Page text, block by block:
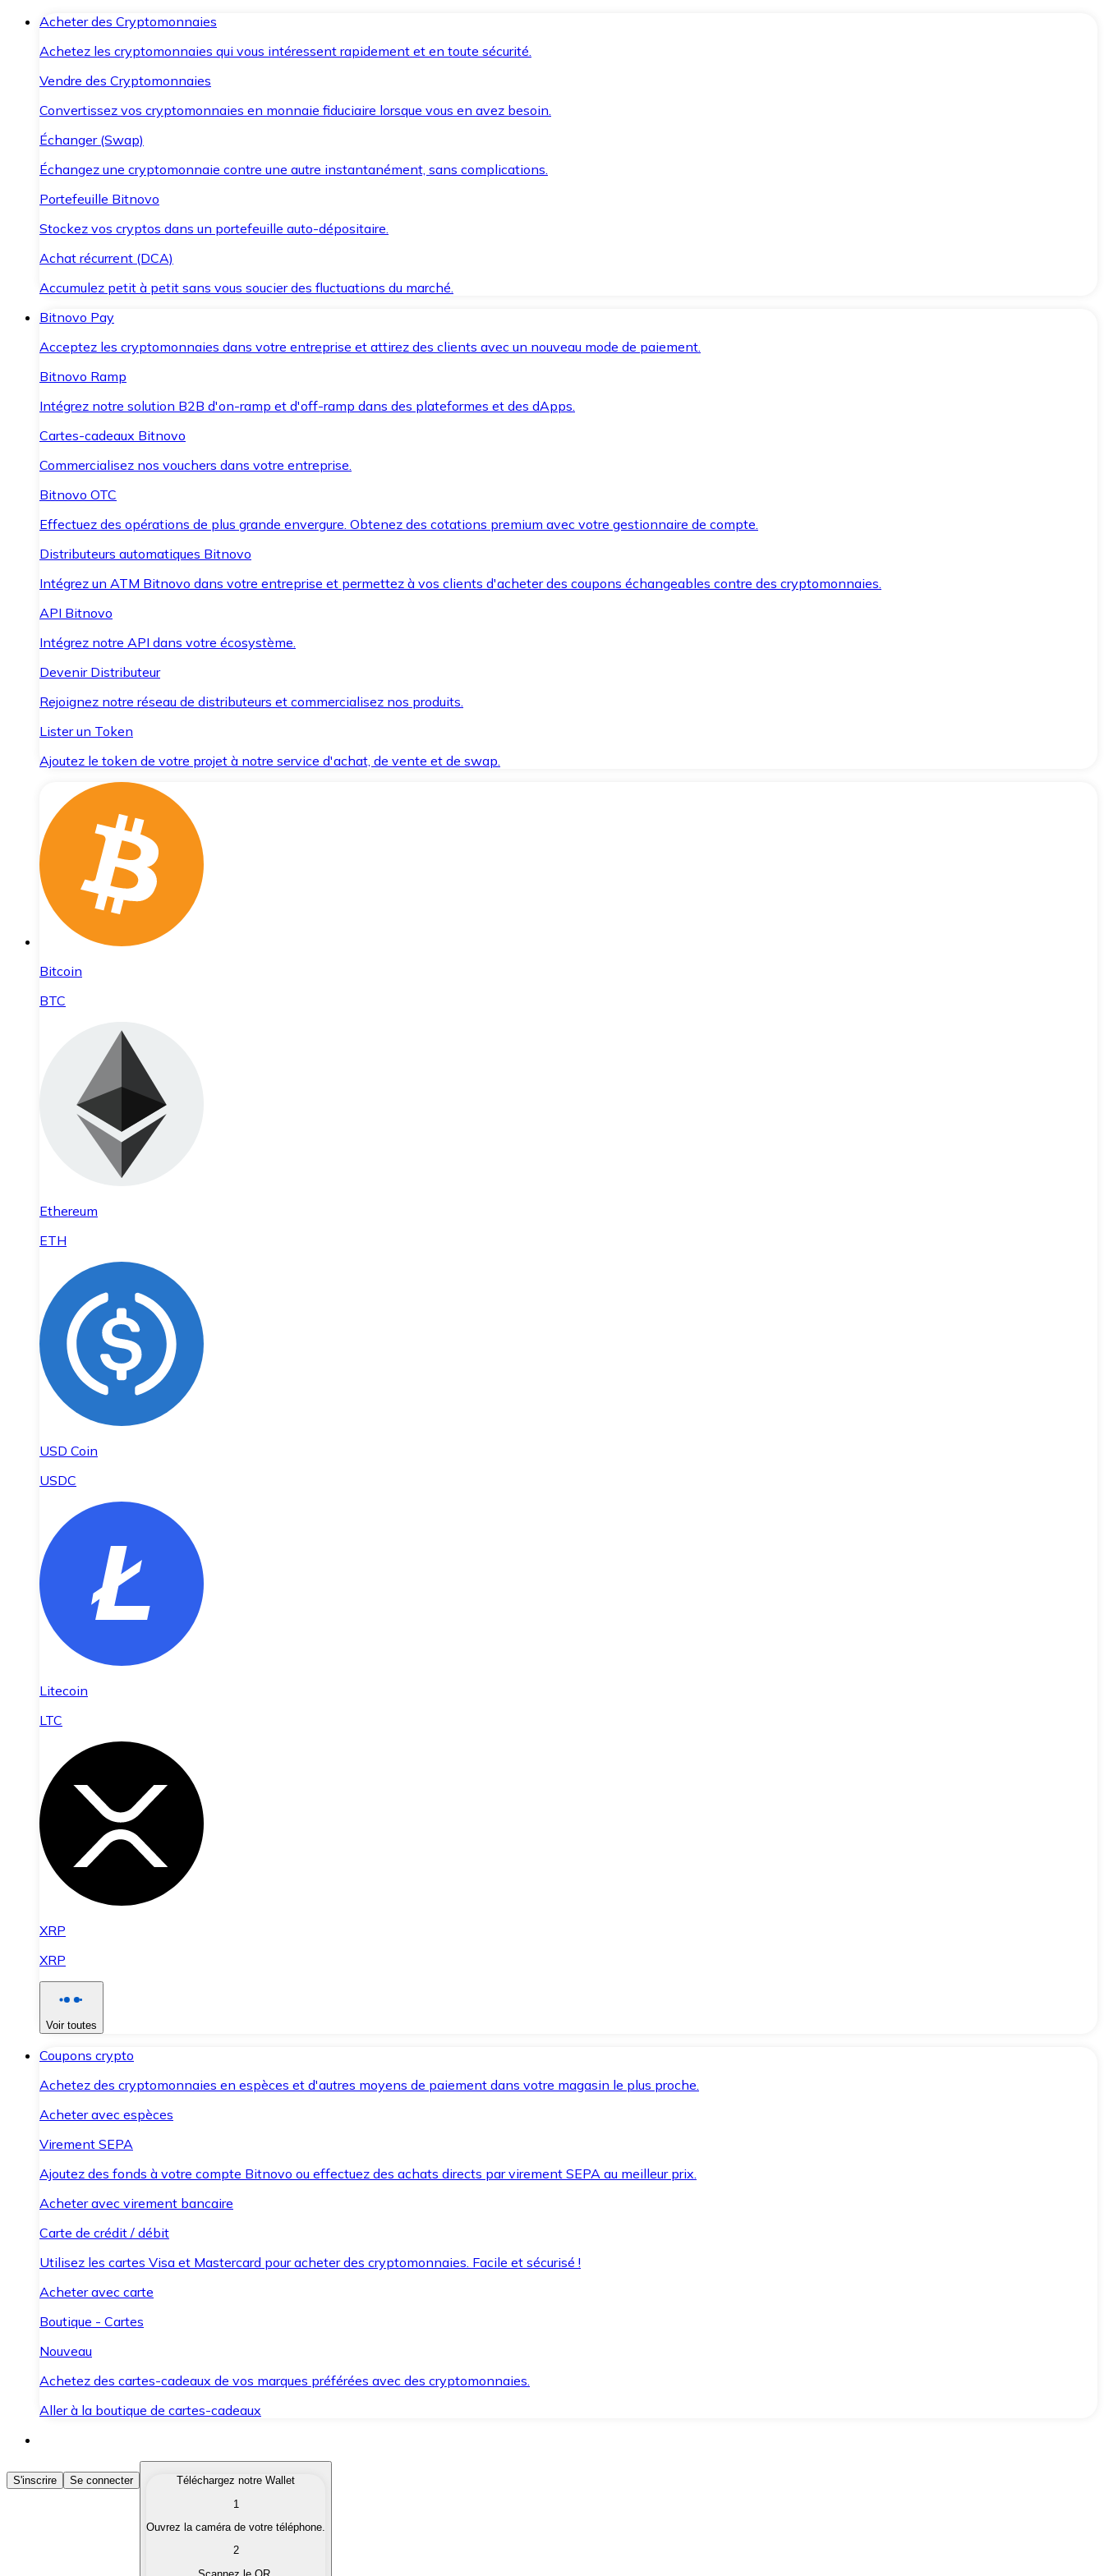
Acheter des Cryptomonnaies
Achetez les cryptomonnaies qui vous intéressent rapidement et en toute sécurité.
Vendre des Cryptomonnaies
Convertissez vos cryptomonnaies en monnaie fiduciaire lorsque vous en avez besoin.
Échanger (Swap)
Échangez une cryptomonnaie contre une autre instantanément, sans complications.
Portefeuille Bitnovo
Stockez vos cryptos dans un portefeuille auto-dépositaire.
Achat récurrent (DCA)
Accumulez petit à petit sans vous soucier des fluctuations du marché.
Bitnovo Pay
Acceptez les cryptomonnaies dans votre entreprise et attirez des clients avec un nouveau mode de paiement.
Bitnovo Ramp
Intégrez notre solution B2B d'on-ramp et d'off-ramp dans des plateformes et des dApps.
Cartes-cadeaux Bitnovo
Commercialisez nos vouchers dans votre entreprise.
Bitnovo OTC
Effectuez des opérations de plus grande envergure. Obtenez des cotations premium avec votre gestionnaire de compte.
Distributeurs automatiques Bitnovo
Intégrez un ATM Bitnovo dans votre entreprise et permettez à vos clients d'acheter des coupons échangeables contre des cryptomonnaies.
API Bitnovo
Intégrez notre API dans votre écosystème.
Devenir Distributeur
Rejoignez notre réseau de distributeurs et commercialisez nos produits.
Lister un Token
Ajoutez le token de votre projet à notre service d'achat, de vente et de swap.
Bitcoin
BTC
Ethereum
ETH
USD Coin
USDC
Litecoin
LTC
XRP
XRP
Voir toutes
Coupons crypto
Achetez des cryptomonnaies en espèces et d'autres moyens de paiement dans votre magasin le plus proche.
Acheter avec espèces
Virement SEPA
Ajoutez des fonds à votre compte Bitnovo ou effectuez des achats directs par virement SEPA au meilleur prix.
Acheter avec virement bancaire
Carte de crédit / débit
Utilisez les cartes Visa et Mastercard pour acheter des cryptomonnaies. Facile et sécurisé !
Acheter avec carte
Boutique - Cartes
Nouveau
Achetez des cartes-cadeaux de vos marques préférées avec des cryptomonnaies.
Aller à la boutique de cartes-cadeaux
Acheter des Cryptomonnaies
Achetez les cryptomonnaies qui vous intéressent rapidement et en toute sécurité.
Convertissez vos cryptomonnaies en monnaie fiduciaire lorsque vous en avez besoin.
S'inscrire Se connecter
Téléchargez notre Wallet
1
Ouvrez la caméra de votre téléphone.
2